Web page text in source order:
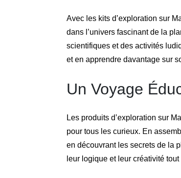
Avec les kits d’exploration sur
dans l’univers fascinant de la
scientifiques et des activités
et en apprendre davantage sur
Un Voyage
Les produits d’exploration sur
pour tous les curieux. En
en découvrant les secrets de la
leur logique et leur créativité tout